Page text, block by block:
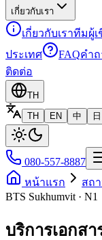
เกี่ยวกับเรา
เกี่ยวกับเราทีมผู้เ
ประเทศ
FAQคำ
ติดต่อ
TH
TH
EN 中 日
080-557-8887
หน้าแรก
สถ
BTS Sukhumvit · N1
บริการเอกส